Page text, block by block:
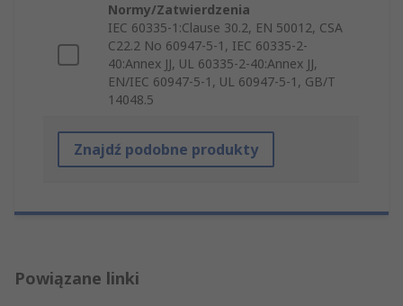
Normy/Zatwierdzenia
IEC 60335-1:Clause 30.2, EN 50012, CSA
C22.2 No 60947-5-1, IEC 60335-2-
40:Annex JJ, UL 60335-2-40:Annex JJ,
EN/IEC 60947-5-1, UL 60947-5-1, GB/T
14048.5
Znajdź podobne produkty
Powiązane linki